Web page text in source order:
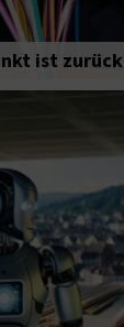
ist zurück